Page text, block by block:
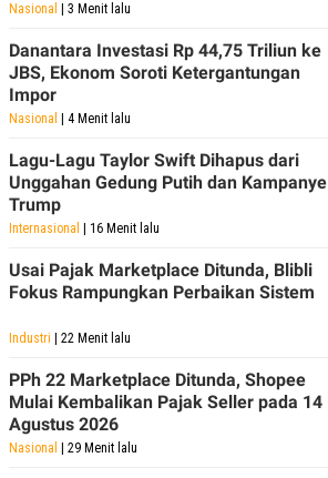
Nasional | 3 Menit lalu
Danantara Investasi Rp 44,75 Triliun ke
JBS, Ekonom Soroti Ketergantungan
Impor
Nasional | 4 Menit lalu
Lagu-Lagu Taylor Swift Dihapus dari
Unggahan Gedung Putih dan Kampanye
Trump
Internasional | 16 Menit lalu
Usai Pajak Marketplace Ditunda, Blibli
Fokus Rampungkan Perbaikan Sistem
Industri | 22 Menit lalu
PPh 22 Marketplace Ditunda, Shopee
Mulai Kembalikan Pajak Seller pada 14
Agustus 2026
Nasional | 29 Menit lalu